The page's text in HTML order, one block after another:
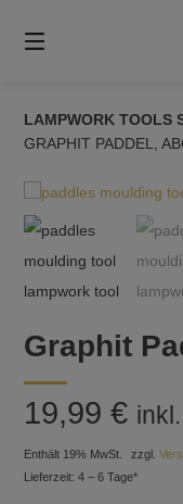
zum
Inhalt
LAMPWORK TOOLS
GRAPHIT PADDEL,
Graphit
19,99€
Enthält 19% MwSt. zzgl.
Lieferzeit: 4 – 6 Tage*